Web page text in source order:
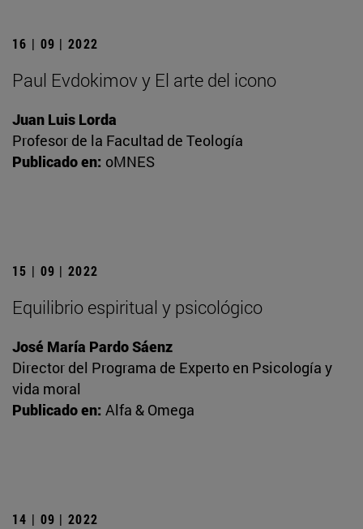
16 | 09 | 2022
Paul Evdokimov y El arte del icono
Juan Luis Lorda
Profesor de la Facultad de Teología
Publicado en: oMNES
15 | 09 | 2022
Equilibrio espiritual y psicológico
José María Pardo Sáenz
Director del Programa de Experto en Psicología y
vida moral
Publicado en: Alfa & Omega
14 | 09 | 2022